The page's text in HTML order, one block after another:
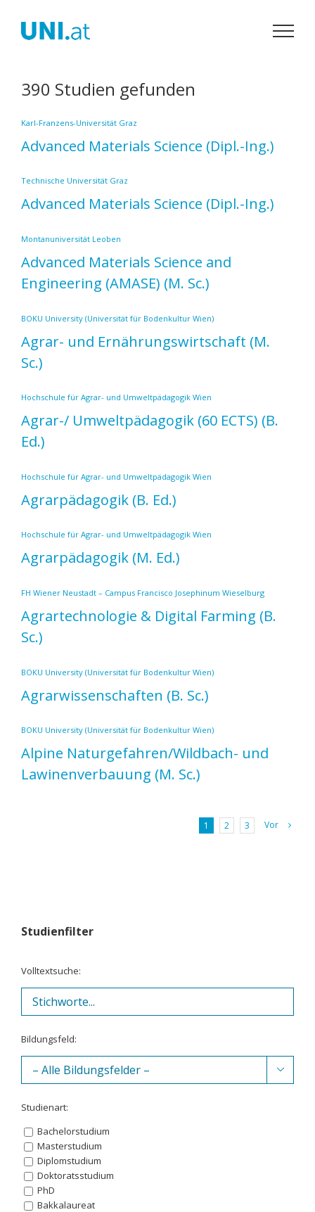
Inhalt
springen
390 Studien gefunden
Karl-Franzens-Universität Graz
Advanced Materials Science (Dipl.-Ing.)
Technische Universität Graz
Advanced Materials Science (Dipl.-Ing.)
Montanuniversität Leoben
Advanced Materials Science and
Engineering (AMASE) (M. Sc.)
BOKU University (Universität für Bodenkultur Wien)
Agrar- und Ernährungswirtschaft (M.
Sc.)
Hochschule für Agrar- und Umweltpädagogik Wien
Agrar-/ Umweltpädagogik (60 ECTS) (B.
Ed.)
Hochschule für Agrar- und Umweltpädagogik Wien
Agrarpädagogik (B. Ed.)
Hochschule für Agrar- und Umweltpädagogik Wien
Agrarpädagogik (M. Ed.)
FH Wiener Neustadt – Campus Francisco Josephinum Wieselburg
Agrartechnologie & Digital Farming (B.
Sc.)
BOKU University (Universität für Bodenkultur Wien)
Agrarwissenschaften (B. Sc.)
BOKU University (Universität für Bodenkultur Wien)
Alpine Naturgefahren/Wildbach- und
Lawinenverbauung (M. Sc.)
1 2 3 Vor
Studienfilter
Volltextsuche:
Bildungsfeld:

Studienart:
Bachelorstudium
Masterstudium
Diplomstudium
Doktoratsstudium
PhD
Bakkalaureat